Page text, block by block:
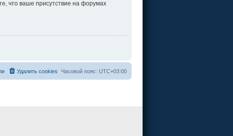
что ваше присутствие на форумах
Часовой пояс: UTC+03:00
Удалить cookies